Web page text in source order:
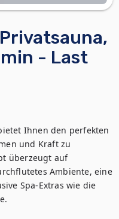
- Last
Ihnen den perfekten
und Kraft zu
überzeugt auf
Ambiente, eine
Spa-Extras wie die